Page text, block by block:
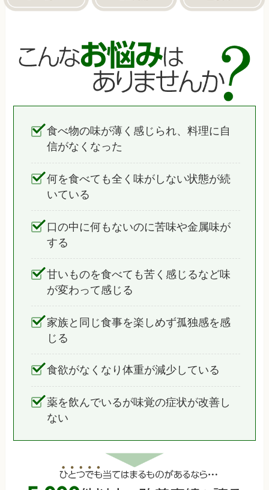
食べ物の味が薄く感じられ、料理に自
信がなくなった
何を食べても全く味がしない状態が続
いている
口の中に何もないのに苦味や金属味が
する
甘いものを食べても苦く感じるなど味
が変わって感じる
家族と同じ食事を楽しめず孤独感を感
じる
食欲がなくなり体重が減少している
薬を飲んでいるが味覚の症状が改善し
ない